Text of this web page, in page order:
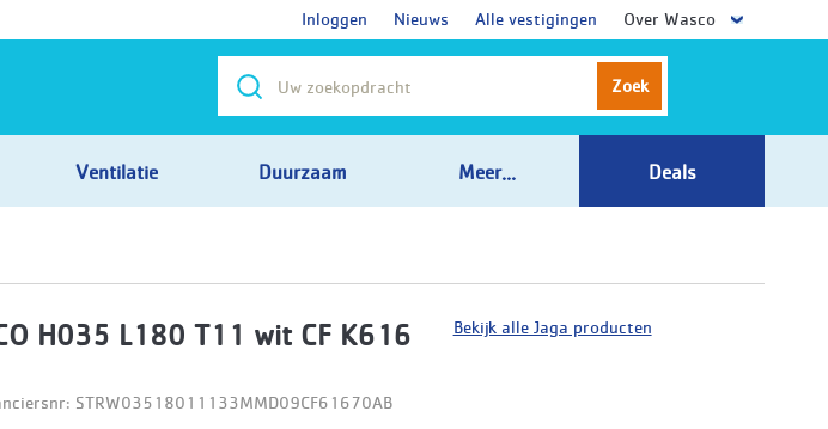
Inloggen Nieuws Alle vestigingen Over Wasco
Zoek
Ventilatie Duurzaam Meer... Deals
H035 L180 T11 wit CF K616
STRW03518011133MMD09CF61670AB
Bekijk alle Jaga producten